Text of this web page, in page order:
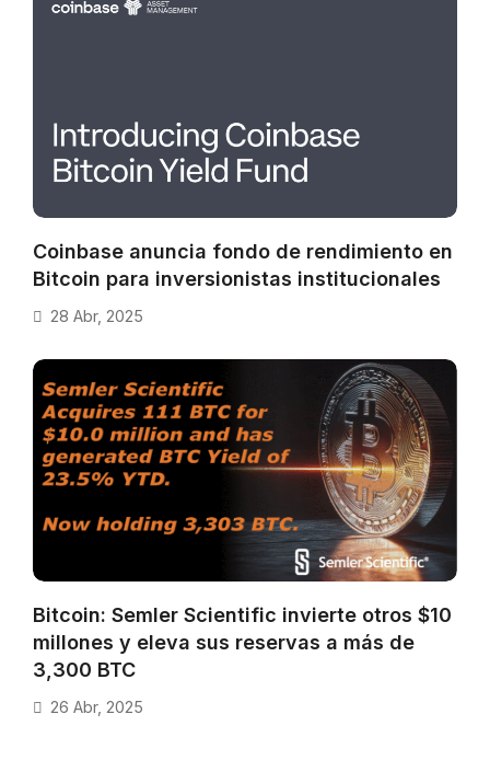
Coinbase anuncia fondo de rendimiento en
Bitcoin para inversionistas institucionales
28 Abr, 2025
Bitcoin: Semler Scientific invierte otros $10
millones y eleva sus reservas a más de
3,300 BTC
26 Abr, 2025